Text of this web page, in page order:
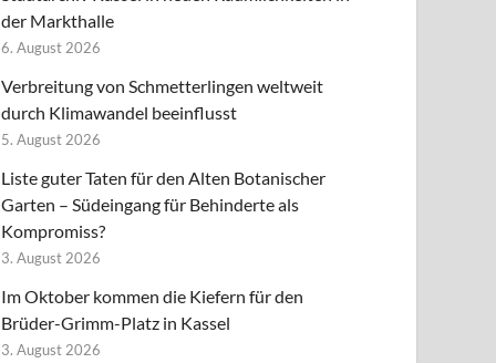
der Markthalle
6. August 2026
Verbreitung von Schmetterlingen weltweit
durch Klimawandel beeinflusst
5. August 2026
Liste guter Taten für den Alten Botanischer
Garten – Südeingang für Behinderte als
Kompromiss?
3. August 2026
Im Oktober kommen die Kiefern für den
Brüder-Grimm-Platz in Kassel
3. August 2026